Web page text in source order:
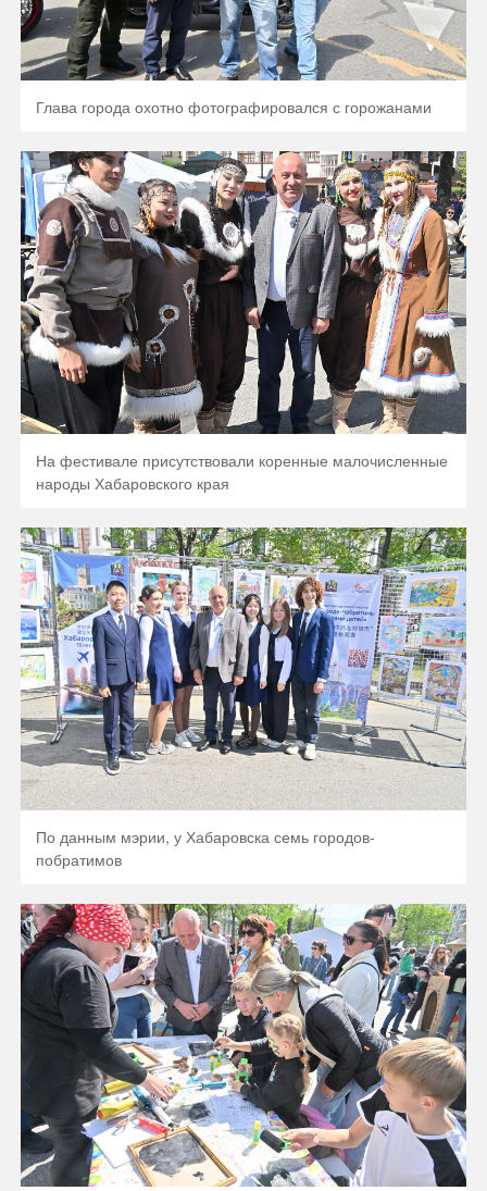
Глава города охотно фотографировался с горожанами
На фестивале присутствовали коренные малочисленные
народы Хабаровского края
По данным мэрии, у Хабаровска семь городов-
побратимов